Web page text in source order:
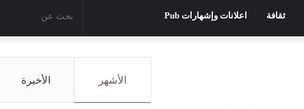
ثقافة اعلانات وإشهارات Pub
الأشهر الأخيرة